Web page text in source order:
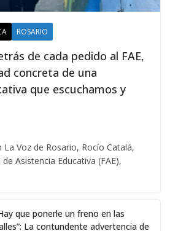
ROSARIO
de cada pedido al FAE,
concreta de una
que escuchamos y
La Voz de Rosario, Rocío Catalá,
Asistencia Educativa (FAE),
que ponerle un freno en las
La contundente advertencia de